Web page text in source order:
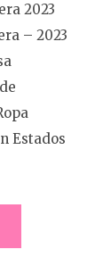
2023
– 2023
Estados